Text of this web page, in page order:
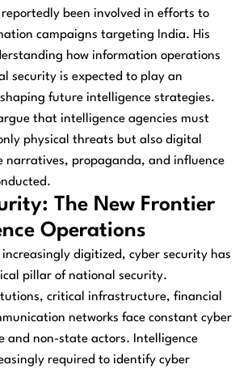
reportedly been involved in efforts to
campaigns targeting India. His
how information operations
security is expected to play an
future intelligence strategies.
that intelligence agencies must
physical threats but also digital
narratives, propaganda, and influence
The New Frontier
Operations
increasingly digitized, cyber security has
pillar of national security.
critical infrastructure, financial
networks face constant cyber
and non-state actors. Intelligence
required to identify cyber